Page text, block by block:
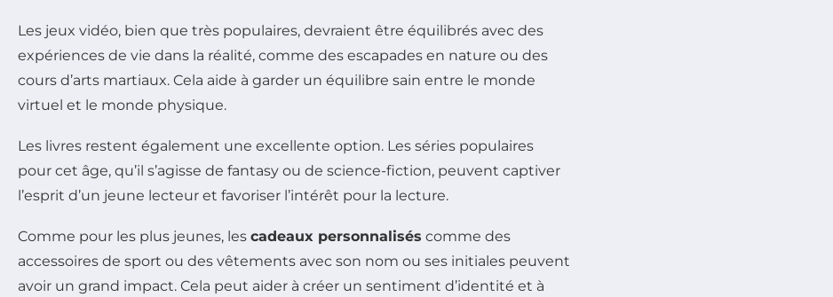
Les jeux vidéo, bien que très populaires, devraient être équilibrés avec des
expériences de vie dans la réalité, comme des escapades en nature ou des
cours d’arts martiaux. Cela aide à garder un équilibre sain entre le monde
virtuel et le monde physique.
Les livres restent également une excellente option. Les séries populaires
pour cet âge, qu’il s’agisse de fantasy ou de science-fiction, peuvent captiver
l’esprit d’un jeune lecteur et favoriser l’intérêt pour la lecture.
Comme pour les plus jeunes, les cadeaux personnalisés comme des
accessoires de sport ou des vêtements avec son nom ou ses initiales peuvent
avoir un grand impact. Cela peut aider à créer un sentiment d’identité et à